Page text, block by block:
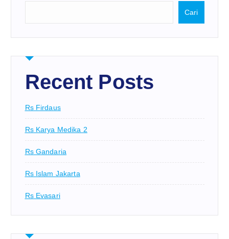
Cari
Recent Posts
Rs Firdaus
Rs Karya Medika 2
Rs Gandaria
Rs Islam Jakarta
Rs Evasari